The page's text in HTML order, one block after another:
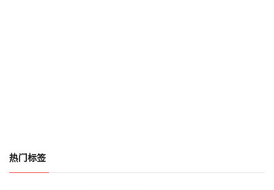
热门标签